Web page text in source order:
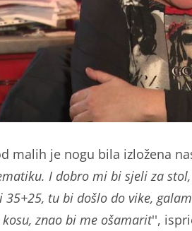
malih je nogu bila izložena
I dobro mi bi sjeli za
tu bi došlo do vike,
znao bi me ošamarit'',